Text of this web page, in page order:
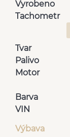
Vyrobeno
Tachometr
Tvar
Palivo
Motor
Barva
VIN
Výbava